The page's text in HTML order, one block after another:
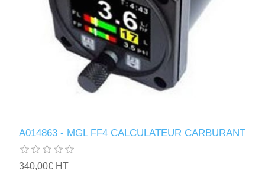
A014863 - MGL FF4 CALCULATEUR CARBURANT
340,00€ HT